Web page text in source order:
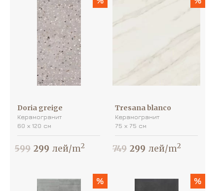
Doria greige
Керамогранит
60 х 120 см
599 299 лей/m2
Tresana blanco
Керамогранит
75 х 75 см
749 299 лей/m2
% %